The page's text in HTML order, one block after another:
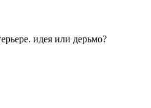
идея или дерьмо?